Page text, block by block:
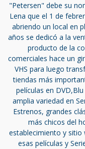
"Petersen" debe su
Lena que el 1 de
abriendo un local en
años se dedicó a la
producto de la
comerciales hace un
VHS para luego
tiendas más
películas en
amplia variedad en
Estrenos, grandes
más chicos del
establecimiento y sitio
esas películas y